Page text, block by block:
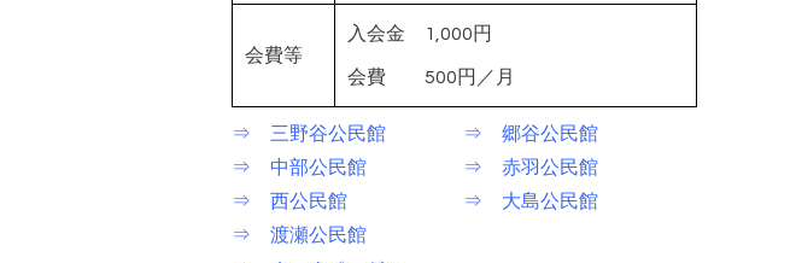
会費等
入会金 1,000円
会費 500円／月
⇒ 三野谷公民館
⇒ 郷谷公民館
⇒ 中部公民館
⇒ 赤羽公民館
⇒ 西公民館
⇒ 大島公民館
⇒ 渡瀬公民館